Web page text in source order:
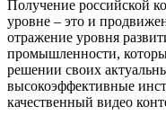
Получение российской
уровне – это и
отражение уровня
промышленности,
решении своих
высокоэффективные
качественный видео